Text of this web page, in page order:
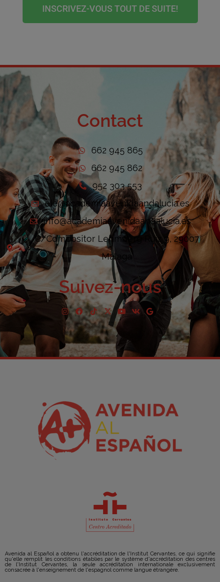
INSCRIVEZ-VOUS TOUT DE SUITE!
Contact
662 945 865
662 945 862
952 303 553
ele@academiaavenidaandalucia.es
info@academiaavenidaandalucia.es
C/Compositor Lehmberg Ruiz 9, 29007
Málaga
Suivez-nous
Avenida al Español a obtenu l'accréditation de l'Institut Cervantes, ce qui signifie
qu'elle remplit les conditions établies par le système d'accréditation des centres
de l'Institut Cervantes, la seule accréditation internationale exclusivement
consacrée à l'enseignement de l'espagnol comme langue étrangère.